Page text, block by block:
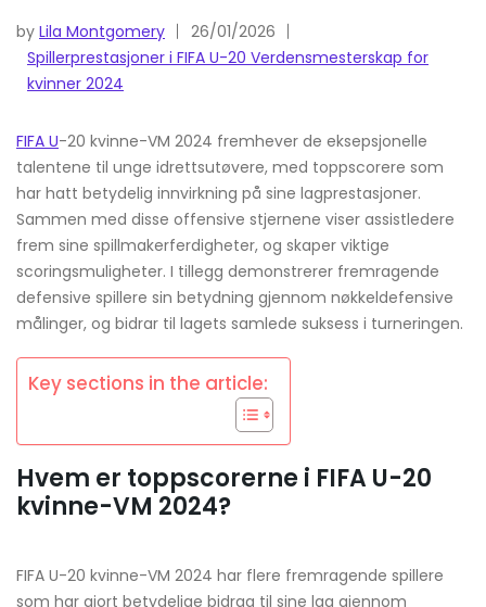
by Lila Montgomery
26/01/2026
Spillerprestasjoner i FIFA U-20 Verdensmesterskap for
kvinner 2024
FIFA U-20 kvinne-VM 2024 fremhever de eksepsjonelle
talentene til unge idrettsutøvere, med toppscorere som
har hatt betydelig innvirkning på sine lagprestasjoner.
Sammen med disse offensive stjernene viser assistledere
frem sine spillmakerferdigheter, og skaper viktige
scoringsmuligheter. I tillegg demonstrerer fremragende
defensive spillere sin betydning gjennom nøkkeldefensive
målinger, og bidrar til lagets samlede suksess i turneringen.
Key sections in the article:
Hvem er toppscorerne i FIFA U-20
kvinne-VM 2024?
FIFA U-20 kvinne-VM 2024 har flere fremragende spillere
som har gjort betydelige bidrag til sine lag gjennom